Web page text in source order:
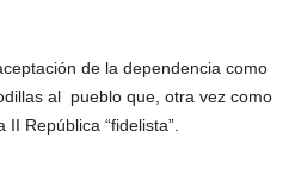
de la dependencia como
al pueblo que, otra vez como
República “fidelista”.